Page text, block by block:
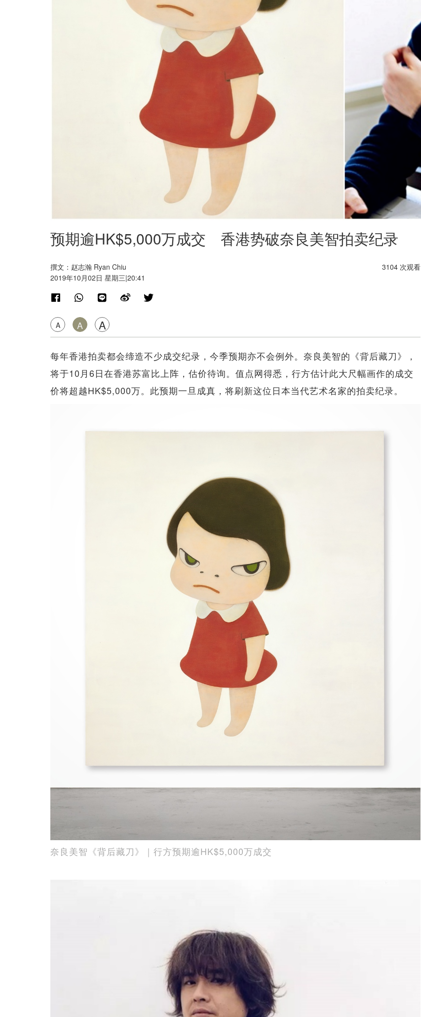
预期逾HK$5,000万成交 香港势破奈良美智拍卖纪录
撰文：赵志瀚 Ryan Chiu
2019年10月02日 星期三|20:41
A A A
3104 次观看
每年香港拍卖都会缔造不少成交纪录，今季预期亦不会例外。奈良美智的《背后藏刀》，
将于10月6日在香港苏富比上阵，估价待询。值点网得悉，行方估计此大尺幅画作的成交
价将超越HK$5,000万。此预期一旦成真，将刷新这位日本当代艺术名家的拍卖纪录。
奈良美智《背后藏刀》｜行方预期逾HK$5,000万成交